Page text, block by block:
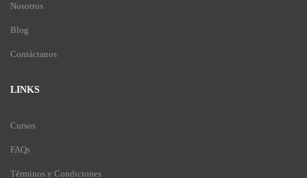
Nosotros
Blog
Contáctanos
LINKS
Cursos
FAQs
Términos y Condiciones